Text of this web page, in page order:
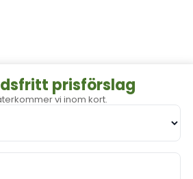
prisförslag
vi inom kort.